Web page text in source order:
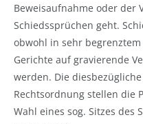
Beweisaufnahme oder der
Schiedssprüchen geht.
obwohl in sehr
Gerichte auf gravierende
werden. Die
Rechtsordnung stellen die
Wahl eines sog. Sitzes des